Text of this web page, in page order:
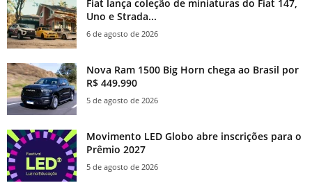
Fiat lança coleção de miniaturas do Fiat 147,
Uno e Strada...
6 de agosto de 2026
Nova Ram 1500 Big Horn chega ao Brasil por
R$ 449.990
5 de agosto de 2026
Movimento LED Globo abre inscrições para o
Prêmio 2027
5 de agosto de 2026